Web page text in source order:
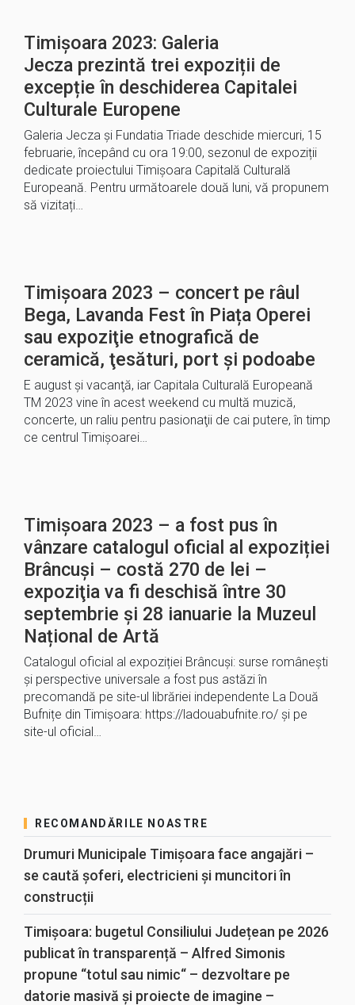
Timișoara 2023: Galeria
Jecza prezintă trei expoziții de
excepție în deschiderea Capitalei
Culturale Europene
Galeria Jecza și Fundatia Triade deschide miercuri, 15
februarie, începând cu ora 19:00, sezonul de expoziții
dedicate proiectului Timișoara Capitală Culturală
Europeană. Pentru următoarele două luni, vă propunem
să vizitați…
Timișoara 2023 – concert pe râul
Bega, Lavanda Fest în Piața Operei
sau expoziţie etnografică de
ceramică, ţesături, port și podoabe
E august şi vacanţă, iar Capitala Culturală Europeană
TM 2023 vine în acest weekend cu multă muzică,
concerte, un raliu pentru pasionaţii de cai putere, în timp
ce centrul Timişoarei…
Timișoara 2023 – a fost pus în
vânzare catalogul oficial al expoziției
Brâncuși – costă 270 de lei –
expoziţia va fi deschisă între 30
septembrie și 28 ianuarie la Muzeul
Național de Artă
Catalogul oficial al expoziției Brâncuși: surse românești
și perspective universale a fost pus astăzi în
precomandă pe site-ul librăriei independente La Două
Bufnițe din Timișoara: https://ladouabufnite.ro/ și pe
site-ul oficial…
RECOMANDĂRILE NOASTRE
Drumuri Municipale Timișoara face angajări –
se caută șoferi, electricieni și muncitori în
construcții
Timișoara: bugetul Consiliului Județean pe 2026
publicat în transparență – Alfred Simonis
propune “totul sau nimic“ – dezvoltare pe
datorie masivă și proiecte de imagine –